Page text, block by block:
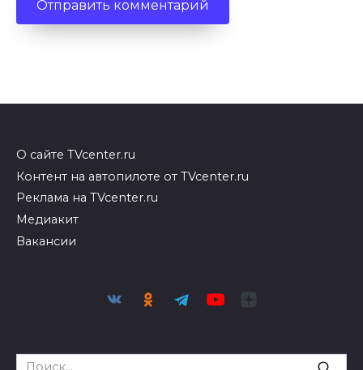
О сайте TVcenter.ru
Контент на автопилоте от TVcenter.ru
Реклама на TVcenter.ru
Медиакит
Вакансии
Search